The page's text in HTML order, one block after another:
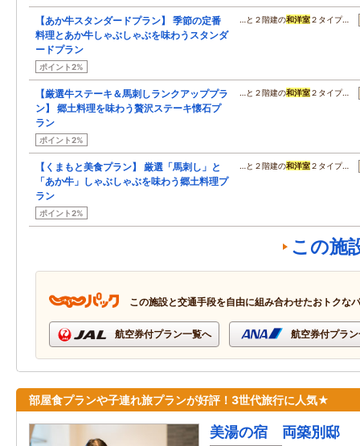
【あか牛スタンダードプラン】 季節の定番
料理とあか牛しゃぶしゃぶを味わうスタンダ
ードプラン
ポイント2%
…と２階建の和洋室２タイプ…
【厳選牛ステーキ＆馬刺しランクアッププラ
ン】 郷土料理を味わう贅沢ステーキ懐石プ
ラン
ポイント2%
…と２階建の和洋室２タイプ…
【くまもと美食プラン】 厳選「馬刺し」と
「あか牛」しゃぶしゃぶを味わう郷土料理プ
ラン
ポイント2%
…と２階建の和洋室２タイプ…
この施
この施設と交通手段を自由に組み合わせたおトクな
航空券付プラン一覧へ 航空券付プラ
部屋食プランや子連れ旅プランが好評！3世代旅行に人気★
美湯の宿 両築別邸